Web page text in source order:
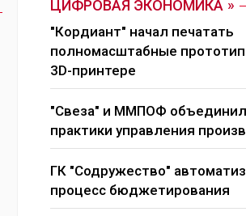
ЦИФРОВАЯ ЭКОНОМИКА
"Кордиант" начал печатать
полномасштабные
3D-принтере
"Свеза" и ММПОФ
практики управления
ГК "Содружество"
процесс бюджетирования